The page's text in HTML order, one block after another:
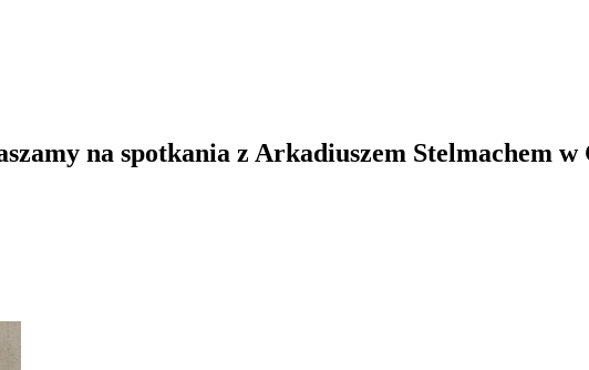
na spotkania z Arkadiuszem Stelmachem